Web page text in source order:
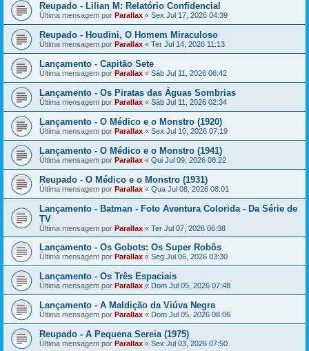
Reupado - Lilian M: Relatório Confidencial
Última mensagem por Parallax « Sex Jul 17, 2026 04:39
Reupado - Houdini, O Homem Miraculoso
Última mensagem por Parallax « Ter Jul 14, 2026 11:13
Lançamento - Capitão Sete
Última mensagem por Parallax « Sáb Jul 11, 2026 06:42
Lançamento - Os Piratas das Águas Sombrias
Última mensagem por Parallax « Sáb Jul 11, 2026 02:34
Lançamento - O Médico e o Monstro (1920)
Última mensagem por Parallax « Sex Jul 10, 2026 07:19
Lançamento - O Médico e o Monstro (1941)
Última mensagem por Parallax « Qui Jul 09, 2026 08:22
Reupado - O Médico e o Monstro (1931)
Última mensagem por Parallax « Qua Jul 08, 2026 08:01
Lançamento - Batman - Foto Aventura Colorida - Da Série de
TV
Última mensagem por Parallax « Ter Jul 07, 2026 06:38
Lançamento - Os Gobots: Os Super Robôs
Última mensagem por Parallax « Seg Jul 06, 2026 03:30
Lançamento - Os Três Espaciais
Última mensagem por Parallax « Dom Jul 05, 2026 07:48
Lançamento - A Maldição da Viúva Negra
Última mensagem por Parallax « Dom Jul 05, 2026 08:06
Reupado - A Pequena Sereia (1975)
Última mensagem por Parallax « Sex Jul 03, 2026 07:50